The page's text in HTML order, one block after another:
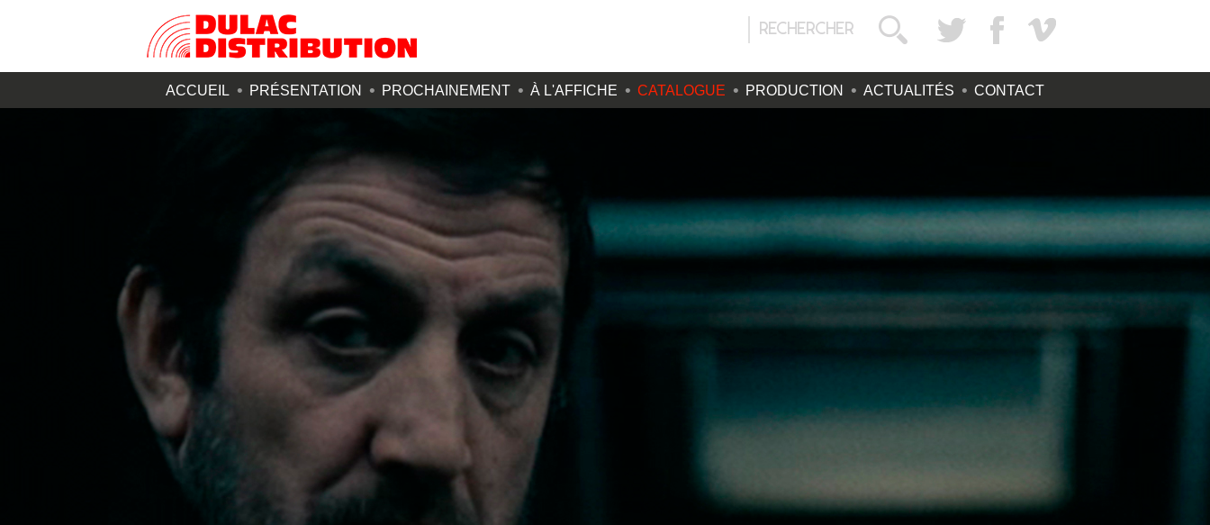
ACCUEIL PRÉSENTATION PROCHAINEMENT À L'AFFICHE CATALOGUE PRODUCTION ACTUALITÉS CONTACT